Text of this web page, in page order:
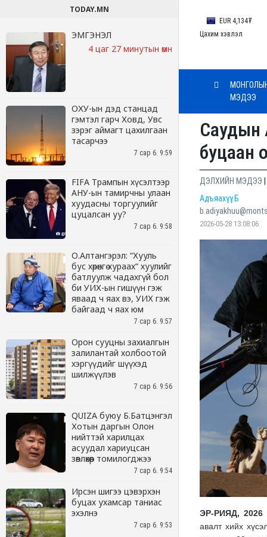
TODAY.MN
ЭМГЭНЭЛ
4 цаг 27 минутын өмнө
ОХУ-ын дэд станцад
гэмтэл гарч Ховд, Увс
зэрэг аймагт цахилгаан
тасарчээ
7 сар 6. 9:59
FIFA Трампын хүсэлтээр
АНУ-ын тамирчны улаан
хуудасны торгуулийг
цуцалсан уу?
7 сар 6. 9:58
О.Алтангэрэл: “Хууль
бус хөрөнгө хураах“ хуулийг
батлуулж чадахгүй бол
би УИХ-ын гишүүн гэж
яваад ч яах вэ, УИХ гэж
байгаад ч яах юм
7 сар 6. 9:57
Орон сууцны захиалгын
залилантай холбоотой
хэргүүдийг шүүхэд
шилжүүлэв
7 сар 6. 9:56
QUIZA буюу Б.Батцэнгэл
Хотын даргын Олон
нийттэй харилцах
асуудал хариуцсан
зөвлөхөөр томилогджээ
7 сар 6. 9:54
Ирсэн шигээ цэвэрхэн
буцах ухамсар таниас
эхэлнэ
7 сар 6. 9:53